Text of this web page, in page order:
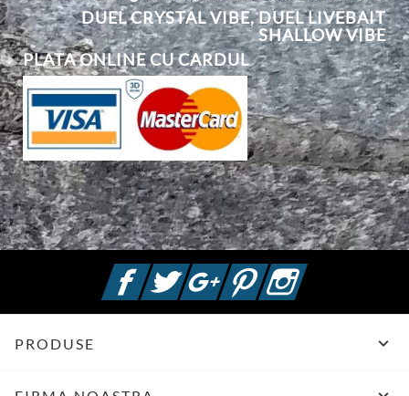
DUEL CRYSTAL VIBE,DUELLIVEBAIT
SHALLOW VIBE
PLATA ONLINE CU CARDUL
FacebookTwitterGoogle +PinterestInstagram
PRODUSE 